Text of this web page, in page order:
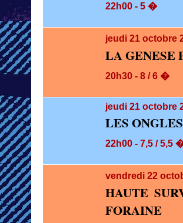
22h00 - 5 �
jeudi 21 octobre
LA GENESE
20h30 - 8 / 6 �
jeudi 21 octobre
LES
22h00 - 7,5 / 5,5
vendredi 22
HAUTE
FORAINE